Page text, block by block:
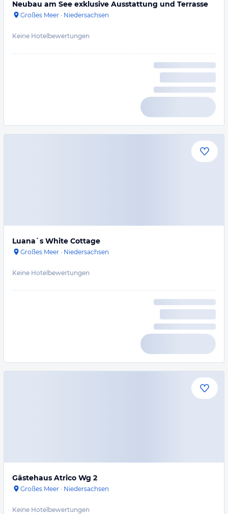
Neubau am See exklusive Ausstattung und Terrasse
Großes Meer · Niedersachsen
Keine Hotelbewertungen
Luana`s White Cottage
Großes Meer · Niedersachsen
Keine Hotelbewertungen
Gästehaus Atrico Wg 2
Großes Meer · Niedersachsen
Keine Hotelbewertungen